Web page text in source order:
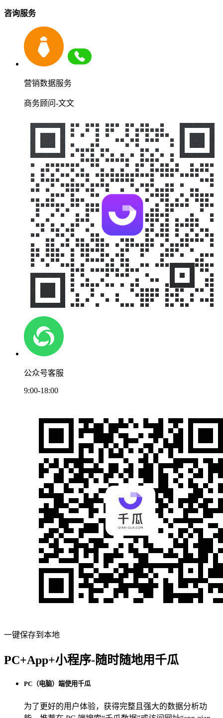
咨询服务
营销数据服务
商务顾问-文文
公众号客服
9:00-18:00
一键保存到本地
PC+App+小程序-随时随地用千瓜
PC（电脑）端使用千瓜
为了更好的用户体验，获得完整且强大的数据分析功